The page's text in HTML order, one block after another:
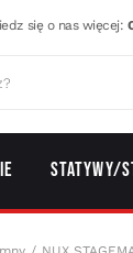
się o nas więcej:
Statywy/